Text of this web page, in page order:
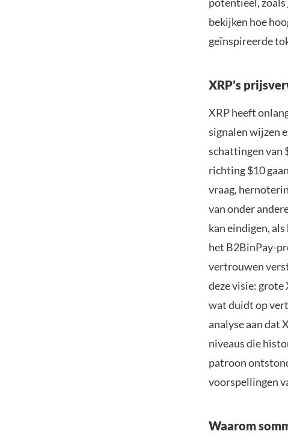
bekijken hoe
geïnspireerde
XRP’s
XRP heeft
signalen wijzen
schattingen van
richting $10
vraag,
van onder
kan eindigen,
het B2BinPay-
vertrouwen
deze visie:
wat duidt op
analyse aan dat
niveaus die
patroon
voorspellingen
Waarom